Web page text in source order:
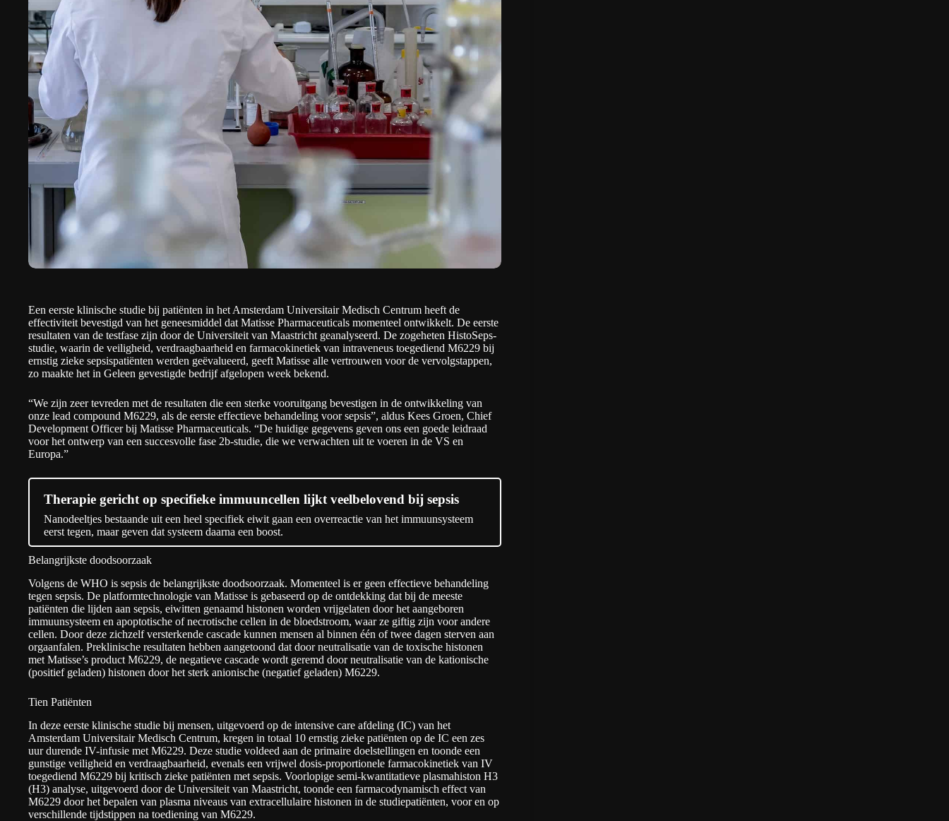
Een eerste klinische studie bij patiënten in het Amsterdam Universitair Medisch Centrum heeft de
effectiviteit bevestigd van het geneesmiddel dat Matisse Pharmaceuticals momenteel ontwikkelt. De eerste
resultaten van de testfase zijn door de Universiteit van Maastricht geanalyseerd. De zogeheten HistoSeps-
studie, waarin de veiligheid, verdraagbaarheid en farmacokinetiek van intraveneus toegediend M6229 bij
ernstig zieke sepsispatiënten werden geëvalueerd, geeft Matisse alle vertrouwen voor de vervolgstappen,
zo maakte het in Geleen gevestigde bedrijf afgelopen week bekend.
“We zijn zeer tevreden met de resultaten die een sterke vooruitgang bevestigen in de ontwikkeling van
onze lead compound M6229, als de eerste effectieve behandeling voor sepsis”, aldus Kees Groen, Chief
Development Officer bij Matisse Pharmaceuticals. “De huidige gegevens geven ons een goede leidraad
voor het ontwerp van een succesvolle fase 2b-studie, die we verwachten uit te voeren in de VS en
Europa.”
Therapie gericht op specifieke immuuncellen lijkt veelbelovend bij sepsis
Nanodeeltjes bestaande uit een heel specifiek eiwit gaan een overreactie van het immuunsysteem
eerst tegen, maar geven dat systeem daarna een boost.
Belangrijkste doodsoorzaak
Volgens de WHO is sepsis de belangrijkste doodsoorzaak. Momenteel is er geen effectieve behandeling
tegen sepsis. De platformtechnologie van Matisse is gebaseerd op de ontdekking dat bij de meeste
patiënten die lijden aan sepsis, eiwitten genaamd histonen worden vrijgelaten door het aangeboren
immuunsysteem en apoptotische of necrotische cellen in de bloedstroom, waar ze giftig zijn voor andere
cellen. Door deze zichzelf versterkende cascade kunnen mensen al binnen één of twee dagen sterven aan
orgaanfalen. Preklinische resultaten hebben aangetoond dat door neutralisatie van de toxische histonen
met Matisse’s product M6229, de negatieve cascade wordt geremd door neutralisatie van de kationische
(positief geladen) histonen door het sterk anionische (negatief geladen) M6229.
Tien Patiënten
In deze eerste klinische studie bij mensen, uitgevoerd op de intensive care afdeling (IC) van het
Amsterdam Universitair Medisch Centrum, kregen in totaal 10 ernstig zieke patiënten op de IC een zes
uur durende IV-infusie met M6229. Deze studie voldeed aan de primaire doelstellingen en toonde een
gunstige veiligheid en verdraagbaarheid, evenals een vrijwel dosis-proportionele farmacokinetiek van IV
toegediend M6229 bij kritisch zieke patiënten met sepsis. Voorlopige semi-kwantitatieve plasmahiston H3
(H3) analyse, uitgevoerd door de Universiteit van Maastricht, toonde een farmacodynamisch effect van
M6229 door het bepalen van plasma niveaus van extracellulaire histonen in de studiepatiënten, voor en op
verschillende tijdstippen na toediening van M6229.